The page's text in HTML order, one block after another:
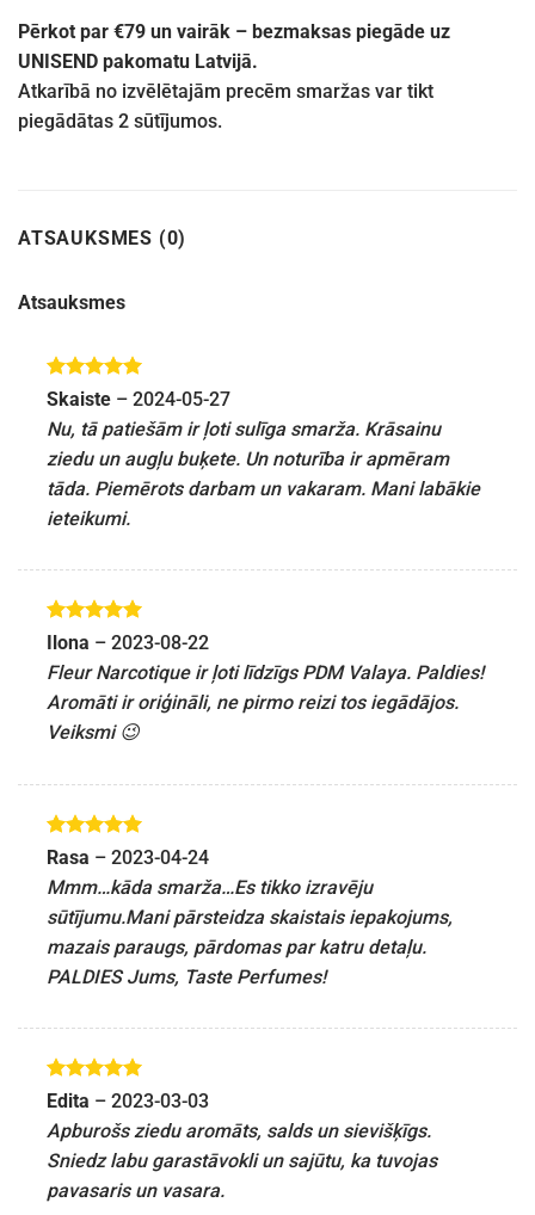
Pērkot par €79 un vairāk – bezmaksas piegāde uz
UNISEND pakomatu Latvijā.
Atkarībā no izvēlētajām precēm smaržas var tikt
piegādātas 2 sūtījumos.
ATSAUKSMES (0)
Atsauksmes
Novērtēts
Skaiste – 2024-05-27
Nu, tā patiešām ir ļoti sulīga smarža. Krāsainu
ziedu un augļu buķete. Un noturība ir apmēram
tāda. Piemērots darbam un vakaram. Mani labākie
ieteikumi.
Novērtēts
Ilona – 2023-08-22
Fleur Narcotique ir ļoti līdzīgs PDM Valaya. Paldies!
Aromāti ir oriģināli, ne pirmo reizi tos iegādājos.
Veiksmi 😉
Novērtēts
Rasa – 2023-04-24
Mmm…kāda smarža…Es tikko izravēju
sūtījumu.Mani pārsteidza skaistais iepakojums,
mazais paraugs, pārdomas par katru detaļu.
PALDIES Jums, Taste Perfumes!
Novērtēts
Edita – 2023-03-03
Apburošs ziedu aromāts, salds un sievišķīgs.
Sniedz labu garastāvokli un sajūtu, ka tuvojas
pavasaris un vasara.